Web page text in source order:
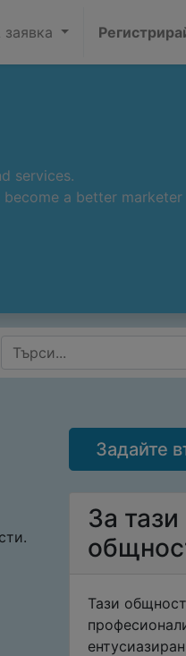
заявка
services.
a better
Задайте
За тази
Тази